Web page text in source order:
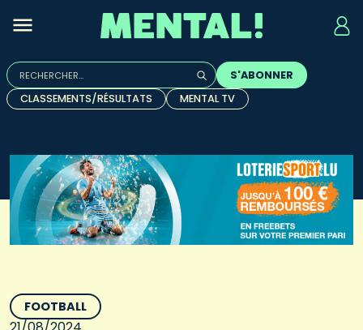
Rechercher :
Quand les résultats de l'auto-complétion sont
S'ABONNER
CLASSEMENTS/RÉSULTATS
MENTAL TV
FOOTBALL